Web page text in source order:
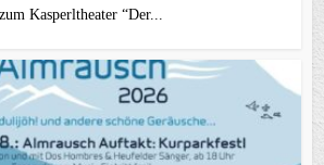
zum Kasperltheater “Der...